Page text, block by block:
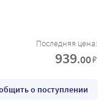
Последняя цена:
939.00₽
о поступлении